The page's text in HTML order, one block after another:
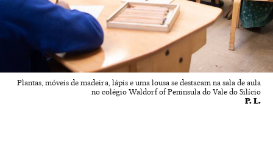
Plantas, móveis de madeira, lápis e uma lousa se destacam na sala de aula
no colégio Waldorf of Peninsula do Vale do Silício
P. L.